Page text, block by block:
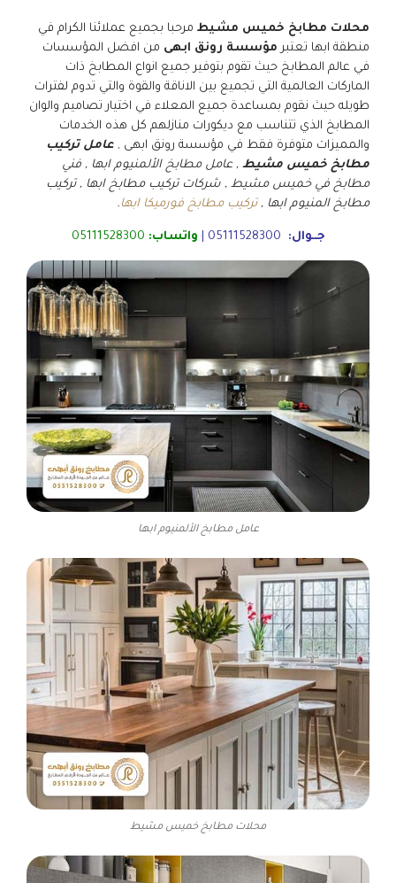
محلات مطابخ خميس مشيط مرحبا بجميع عملائنا الكرام في
منطقة ابها تعتبر مؤسسة رونق ابهى من افضل المؤسسات
في عالم المطابخ حيث تقوم بتوفير جميع انواع المطابخ ذات
الماركات العالمية التي تجميع بين الاناقة والقوة والتي تدوم لفترات
طويله حيث نقوم بمساعدة جميع المعلاء في اختيار تصاميم والوان
المطابخ الذي تتناسب مع ديكورات منازلهم كل هذه الخدمات
والمميزات متوفرة فقط في مؤسسة رونق ابهى , عامل تركيب
مطابخ خميس مشيط , عامل مطابخ الألمنيوم ابها , فني
مطابخ في خميس مشيط , شركات تركيب مطابخ ابها , تركيب
مطابخ المنيوم ابها , تركيب مطابخ فورميكا ابها .
جــوال: 05111528300 واتساب: 05111528300
عامل مطابخ الألمنيوم ابها
محلات مطابخ خميس مشيط